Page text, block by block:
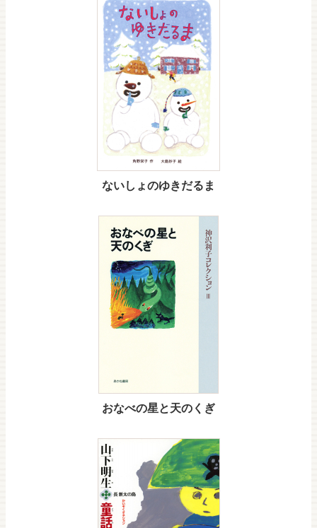
ないしょのゆきだるま
おなべの星と天のくぎ